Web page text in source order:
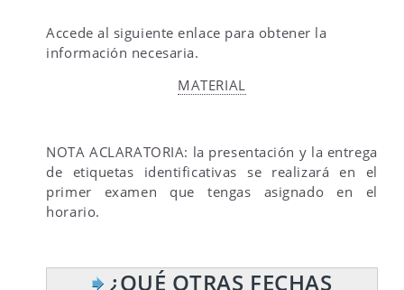
Accede al siguiente enlace para obtener la
información necesaria.
MATERIAL
NOTA ACLARATORIA: la presentación y la entrega
de etiquetas identificativas se realizará en el
primer examen que tengas asignado en el
horario.
¿QUÉ OTRAS FECHAS